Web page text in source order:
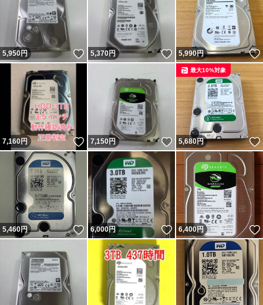
5,950円 いいね！
5,370円 いいね！
5,990円
7,160円 いいね！
7,150円 いいね！
5,680円
最大10%対象
5,460円 いいね！
6,000円 いいね！
6,400円